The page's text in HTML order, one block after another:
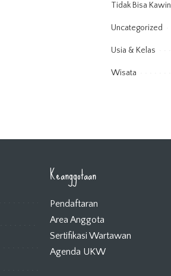
Tidak Bisa Kawin
Uncategorized
Usia & Kelas
Wisata
Keanggotaan
Pendaftaran
Area Anggota
Sertifikasi Wartawan
Agenda UKW